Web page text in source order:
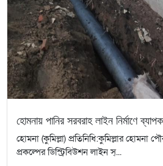
হোমনায় পানির সরবরাহ লাইন নির্মাণে
হোমনা (কুমিল্লা) প্রতিনিধি:কুমিল্লার হোমনা
প্রকল্পের ডিস্ট্রিবিউশন লাইন স্...